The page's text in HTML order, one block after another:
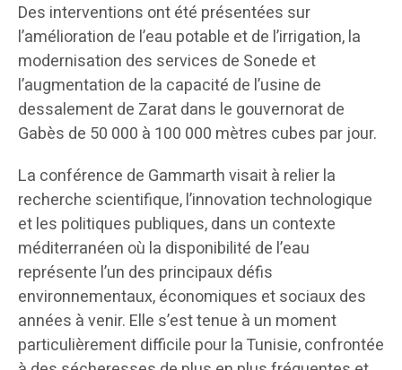
Des interventions ont été présentées sur
l’amélioration de l’eau potable et de l’irrigation, la
modernisation des services de Sonede et
l’augmentation de la capacité de l’usine de
dessalement de Zarat dans le gouvernorat de
Gabès de 50 000 à 100 000 mètres cubes par jour.
La conférence de Gammarth visait à relier la
recherche scientifique, l’innovation technologique
et les politiques publiques, dans un contexte
méditerranéen où la disponibilité de l’eau
représente l’un des principaux défis
environnementaux, économiques et sociaux des
années à venir. Elle s’est tenue à un moment
particulièrement difficile pour la Tunisie, confrontée